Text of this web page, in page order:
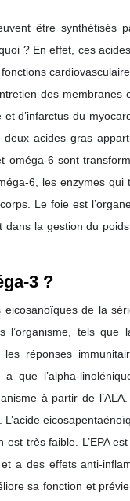
être synthétisés
? En effet, ces
des membranes
d’infarctus du
acides gras
oméga-6 sont
6, les enzymes
Le foie est
la gestion du
3 ?
de la
tels que
réponses
que l’alpha-
à partir de
très faible. L’EPA
a des effets anti-
sa fonction et